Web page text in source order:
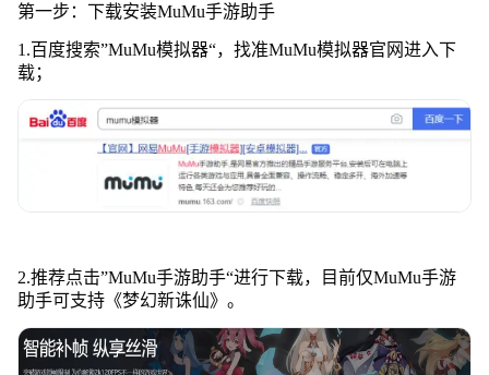
第一步：下载安装MuMu手游助手
1.百度搜索”MuMu模拟器“，找准MuMu模拟器官网进入下
载；
2.推荐点击”MuMu手游助手“进行下载，目前仅MuMu手游
助手可支持《梦幻新诛仙》。